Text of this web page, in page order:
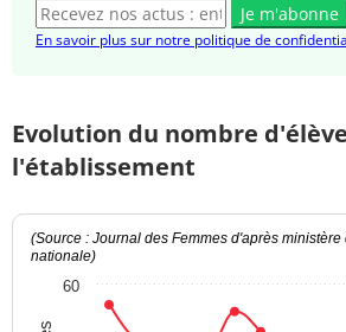
Je m'abonne
En savoir plus sur notre politique de
Evolution du nombre
l'établissement
(Source : Journal des Femmes d'après ministère
nationale)
60